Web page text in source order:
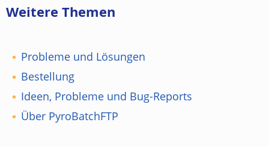
Weitere Themen
Probleme und Lösungen
Bestellung
Ideen, Probleme und Bug-Reports
Über PyroBatchFTP